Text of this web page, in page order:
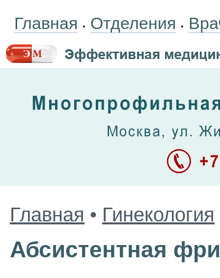
Главная • Отделения •
Главная • Гинекология
Абсистентная